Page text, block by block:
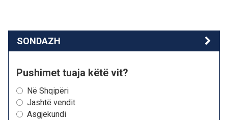
SONDAZH
Pushimet tuaja këtë vit?
Në Shqipëri
Jashtë vendit
Asgjëkundi